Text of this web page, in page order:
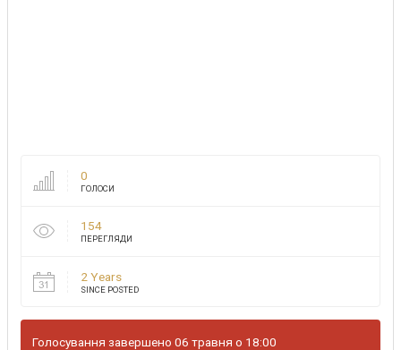
0
ГОЛОСИ
154
ПЕРЕГЛЯДИ
2 Years
SINCE POSTED
Голосування завершено 06 травня о 18:00